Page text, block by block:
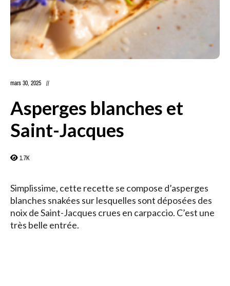
mars 30, 2025
Asperges blanches et
Saint-Jacques
1.7K
Simplissime, cette recette se compose d’asperges
blanches snakées sur lesquelles sont déposées des
noix de Saint-Jacques crues en carpaccio. C’est une
très belle entrée.